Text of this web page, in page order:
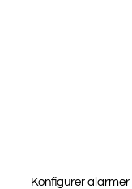
Konfigurer